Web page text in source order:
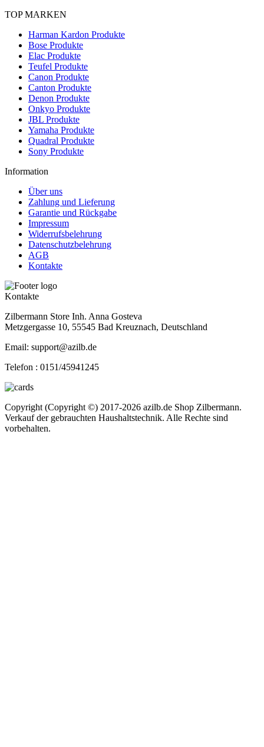
TOP MARKEN
Harman Kardon Produkte
Bose Produkte
Elac Produkte
Teufel Produkte
Canon Produkte
Canton Produkte
Denon Produkte
Onkyo Produkte
JBL Produkte
Yamaha Produkte
Quadral Produkte
Sony Produkte
Information
Über uns
Zahlung und Lieferung
Garantie und Rückgabe
Impressum
Widerrufsbelehrung
Datenschutzbelehrung
AGB
Kontakte
Kontakte
Zilbermann Store Inh. Anna Gosteva
Metzgergasse 10, 55545 Bad Kreuznach, Deutschland
Email: support@azilb.de
Telefon : 0151/45941245
Copyright (Copyright ©) 2017-2026 azilb.de Shop Zilbermann.
Verkauf der gebrauchten Haushaltstechnik. Alle Rechte sind
vorbehalten.